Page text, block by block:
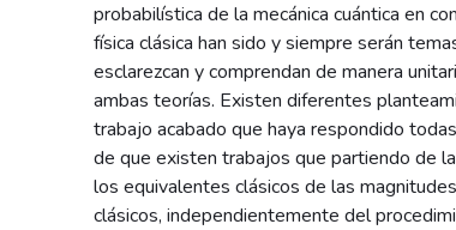
probabilística de la mecánica cuántica en
física clásica han sido y siempre serán
esclarezcan y comprendan de manera
ambas teorías. Existen diferentes
trabajo acabado que haya respondido
de que existen trabajos que partiendo de
los equivalentes clásicos de las
clásicos, independientemente del